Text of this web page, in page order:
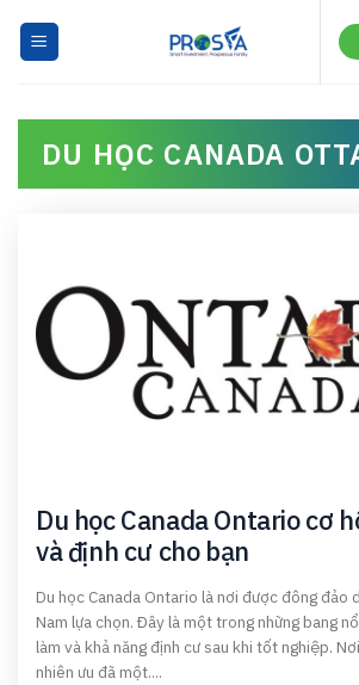
DU HỌC CANADA
Du học Canada Ontario cơ
và định cư cho bạn
Du học Canada Ontario là nơi được đông đảo
Nam lựa chọn. Đây là một trong những bang
làm và khả năng định cư sau khi tốt nghiệp.
nhiên ưu đã một....